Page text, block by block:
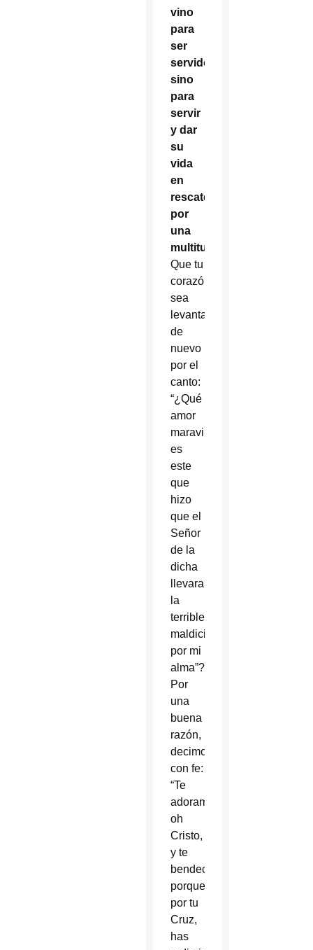
vino
para
ser
servido,
sino
para
servir
y dar
su
vida
en
rescate
por
una
multitud
Que tu
corazón
sea
levantado
de
nuevo
por el
canto:
“¿Qué
amor
maravilloso
es
este
que
hizo
que el
Señor
de la
dicha
llevara
la
terrible
maldición
por mi
alma”?
Por
una
buena
razón,
decimos
con fe:
“Te
adoramos,
oh
Cristo,
y te
bendecimos;
porque
por tu
Cruz,
has